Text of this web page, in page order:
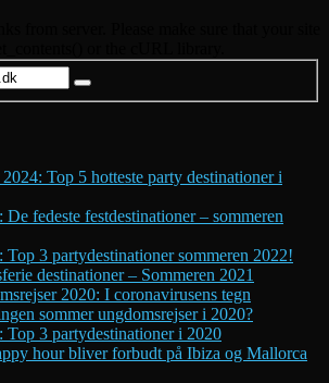
Top 5 hotteste party destinationer i
De fedeste festdestinationer – sommeren
Top 3 partydestinationer sommeren 2022!
destinationer – Sommeren 2021
2020: I coronavirusens tegn
sommer ungdomsrejser i 2020?
Top 3 partydestinationer i 2020
hour bliver forbudt på Ibiza og Mallorca